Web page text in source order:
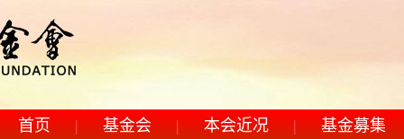
首页 | 基金会 | 本会近况 |
基金募集